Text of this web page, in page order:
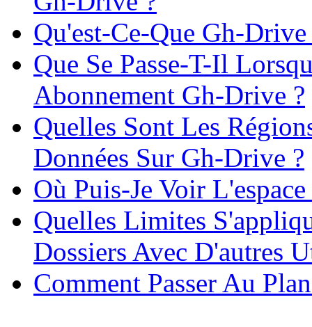
Qu'est-Ce-Que Gh-Drive
Que Se Passe-T-Il
Abonnement Gh-Drive ?
Quelles Sont Les
Données Sur Gh-Drive ?
Où Puis-Je Voir
Quelles Limites
Dossiers Avec D'autres
Comment Passer Au